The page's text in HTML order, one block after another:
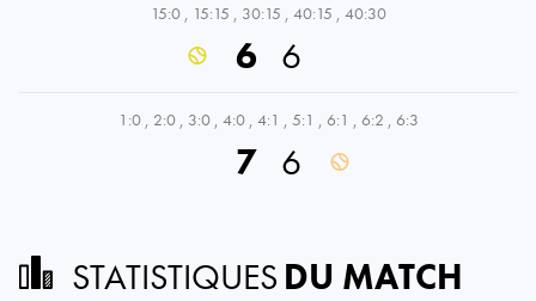
15:0 , 15:15 , 30:15 , 40:15 , 40:30
6 6
1:0 , 2:0 , 3:0 , 4:0 , 4:1 , 5:1 , 6:1 , 6:2 , 6:3
7 6
STATISTIQUES DU MATCH